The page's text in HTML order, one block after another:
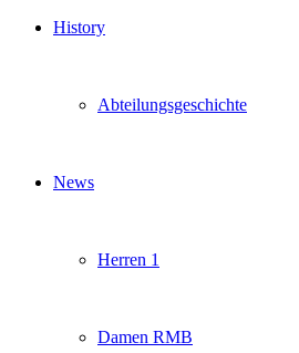
History
Abteilungsgeschichte
News
Herren 1
Damen RMB